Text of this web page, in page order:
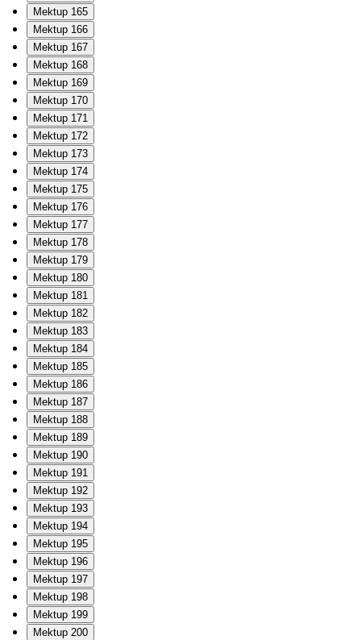
Mektup 165
Mektup 166
Mektup 167
Mektup 168
Mektup 169
Mektup 170
Mektup 171
Mektup 172
Mektup 173
Mektup 174
Mektup 175
Mektup 176
Mektup 177
Mektup 178
Mektup 179
Mektup 180
Mektup 181
Mektup 182
Mektup 183
Mektup 184
Mektup 185
Mektup 186
Mektup 187
Mektup 188
Mektup 189
Mektup 190
Mektup 191
Mektup 192
Mektup 193
Mektup 194
Mektup 195
Mektup 196
Mektup 197
Mektup 198
Mektup 199
Mektup 200